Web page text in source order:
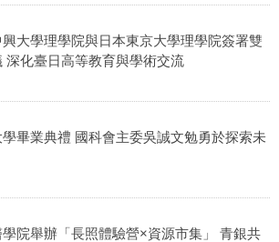
興大學理學院與日本東京大學理學院簽署雙
深化臺日高等教育與學術交流
學畢業典禮 國科會主委吳誠文勉勇於探索未
學院舉辦「長照體驗營×資源市集」 青銀共